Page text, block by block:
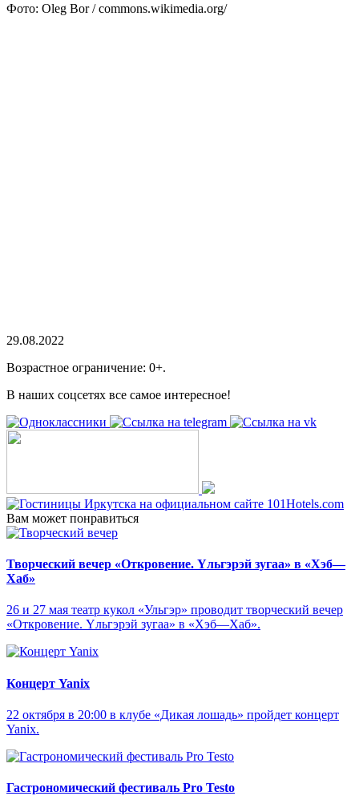
Фото: Oleg Bor / commons.wikimedia.org/
29.08.2022
Возрастное ограничение: 0+.
В наших соцсетях все самое интересное!
Вам может понравиться
Творческий вечер «Откровение. Yльгэрэй зугаа» в «Хэб—
Хаб»
26 и 27 мая театр кукол «Ульгэр» проводит творческий вечер
«Откровение. Yльгэрэй зугаа» в «Хэб—Хаб».
Концерт Yanix
22 октября в 20:00 в клубе «Дикая лошадь» пройдет концерт
Yanix.
Гастрономический фестиваль Pro Testo